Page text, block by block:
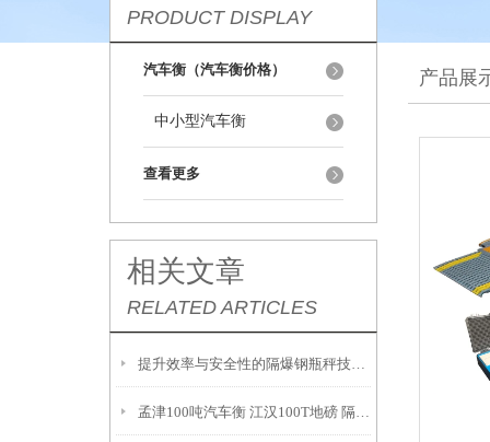
PRODUCT DISPLAY
汽车衡（汽车衡价格）
中小型汽车衡
查看更多
相关文章
RELATED ARTICLES
提升效率与安全性的隔爆钢瓶秤技术解析
孟津100吨汽车衡 江汉100T地磅 隔爆油桶秤产品参数：
产品展